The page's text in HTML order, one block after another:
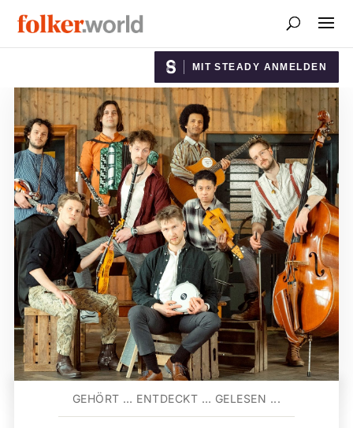
MIT STEADY ANMELDEN
GEHÖRT … ENTDECKT … GELESEN ...